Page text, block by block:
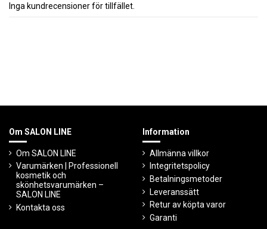
Inga kundrecensioner för tillfället.
Om SALON LINE
Om SALON LINE
Varumärken | Professionell
kosmetik och
skönhetsvarumärken –
SALON LINE
Kontakta oss
Information
Allmänna villkor
Integritetspolicy
Betalningsmetoder
Leveranssätt
Retur av köpta varor
Garanti